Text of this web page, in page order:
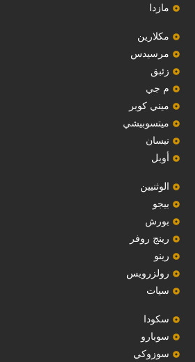
مازدا
مكلارين
مرسيدس
‏زئبق‏
م جي
ميني كوبر
ميتسوبيشي
نيسان
أوبل
‏الوثنيين‏
بيجو
بورش
رينج روفر
رينو
رولزرويس
سيات
سكودا
‏سوبارو‏
سوزوكي